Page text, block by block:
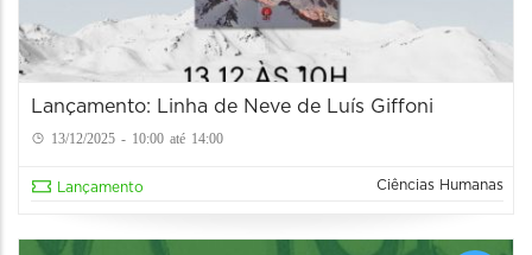
Lançamento: Linha de Neve de Luís Giffoni
13/12/2025 - 10:00 até 14:00
Lançamento Ciências Humanas